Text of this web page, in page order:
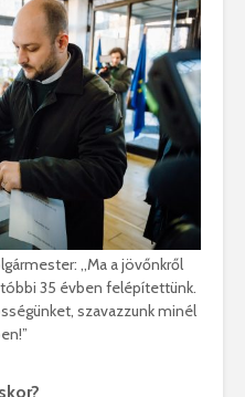
,,Ma a jövőnkről
35 évben felépítettünk.
szavazzunk minél